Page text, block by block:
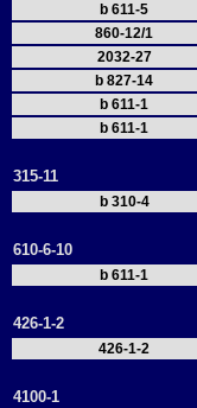
b 611-5
860-12/1
2032-27
b 827-14
b 611-1
b 611-1
315-11
b 310-4
610-6-10
b 611-1
426-1-2
426-1-2
4100-1